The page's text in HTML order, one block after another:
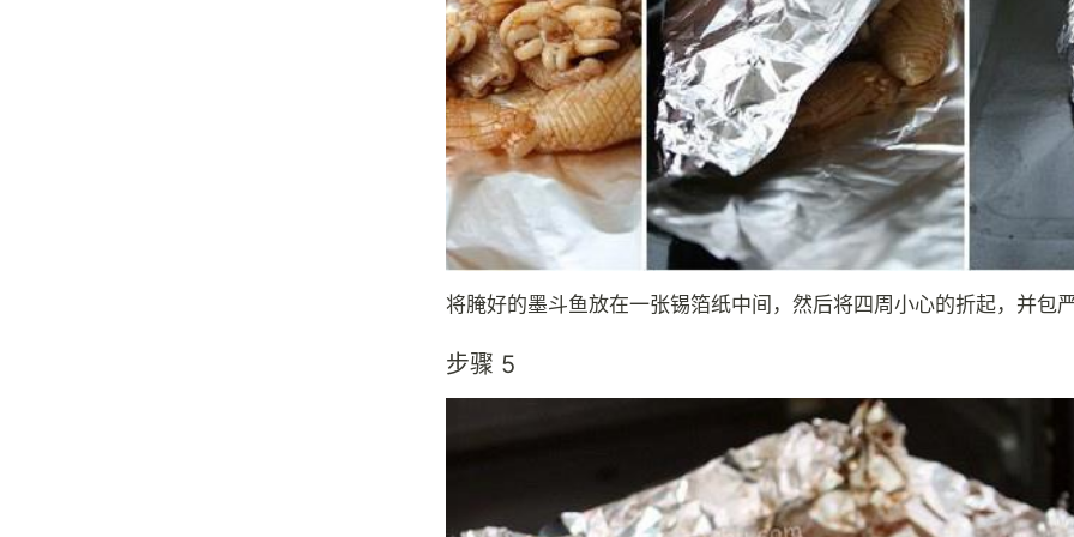
将腌好的墨斗鱼放在一张锡箔纸中间，然后将四周小心的折起，并包
步骤 5